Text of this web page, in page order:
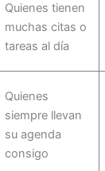
Quienes tienen
muchas citas o
tareas al día
Quienes
siempre llevan
su agenda
consigo